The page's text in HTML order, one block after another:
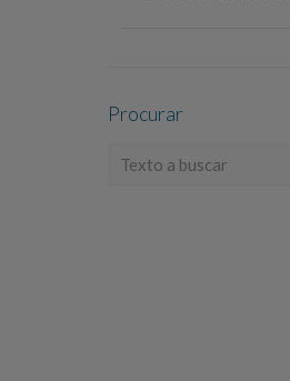
Procurar